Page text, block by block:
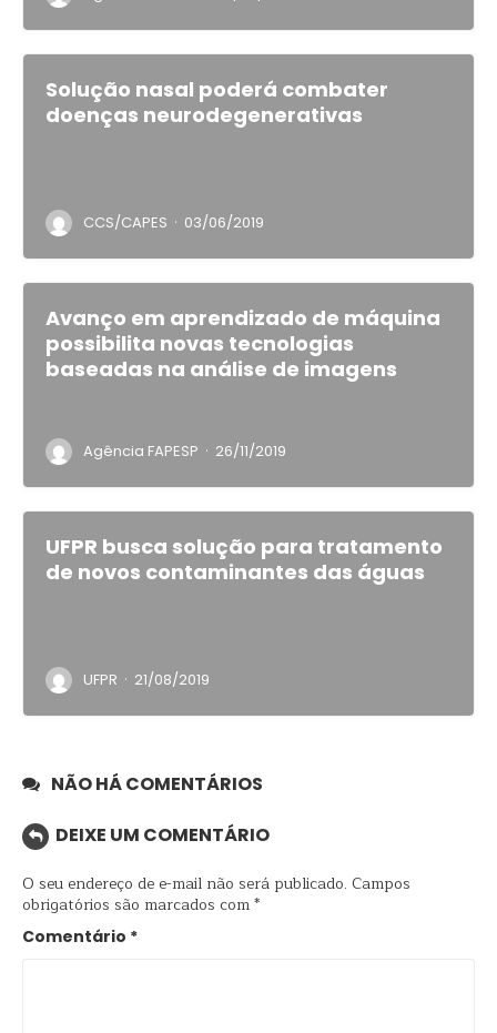
Solução nasal poderá combater
doenças neurodegenerativas
CCS/CAPES · 03/06/2019
Avanço em aprendizado de máquina
possibilita novas tecnologias
baseadas na análise de imagens
Agência FAPESP · 26/11/2019
UFPR busca solução para tratamento
de novos contaminantes das águas
UFPR · 21/08/2019
NÃO HÁ COMENTÁRIOS
DEIXE UM COMENTÁRIO
O seu endereço de e-mail não será publicado. Campos
obrigatórios são marcados com*
Comentário *